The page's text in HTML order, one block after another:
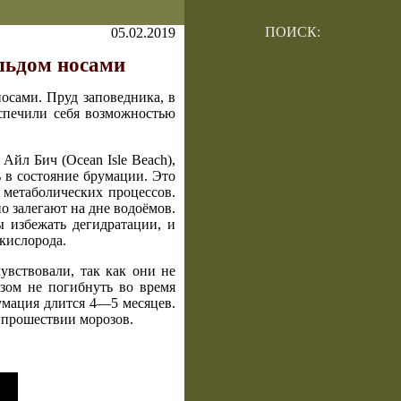
05.02.2019
носами
Пруд заповедника, в
себя возможностью
Бич (Ocean Isle Beach),
в состояние брумации. Это
процессов.
на дне водоёмов.
дегидратации, и
так как они не
не погибнуть во время
длится 4—5 месяцев.
морозов.
ПОИСК: